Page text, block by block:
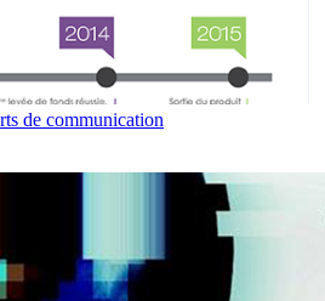
de communication